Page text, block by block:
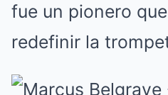
fue un pionero
redefinir la